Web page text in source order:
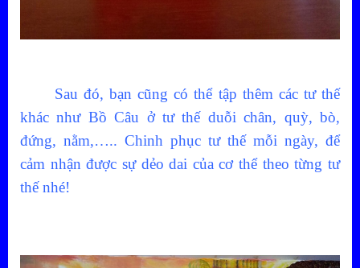
Sau đó, bạn cũng có thể tập thêm các tư thế
khác như Bồ Câu ở tư thế duỗi chân, quỳ, bò,
đứng, nằm,….. Chinh phục tư thế mỗi ngày, để
cảm nhận được sự dẻo dai của cơ thể theo từng tư
thế nhé!